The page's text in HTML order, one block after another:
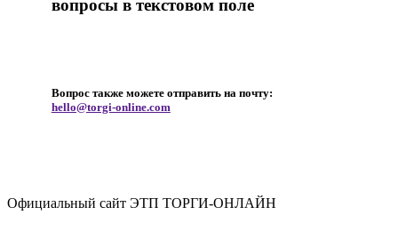
вопросы в текстовом поле
Вопрос также можете отправить на почту:
hello@torgi-online.com
Официальный сайт ЭТП ТОРГИ-ОНЛАЙН